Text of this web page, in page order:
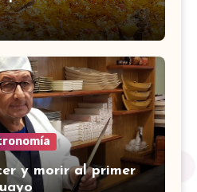
y morir al primer